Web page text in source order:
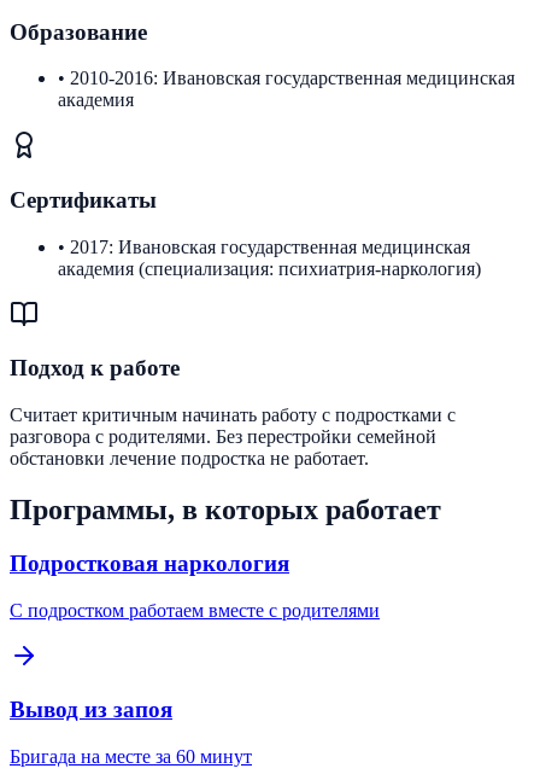
Образование
• 2010-2016: Ивановская государственная медицинская
академия
Сертификаты
• 2017: Ивановская государственная медицинская
академия (специализация: психиатрия-наркология)
Подход к работе
Считает критичным начинать работу с подростками с
разговора с родителями. Без перестройки семейной
обстановки лечение подростка не работает.
Программы, в которых работает
Подростковая наркология
С подростком работаем вместе с родителями
Вывод из запоя
Бригада на месте за 60 минут